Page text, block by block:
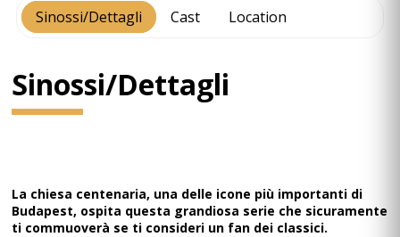
Sinossi/Dettagli Cast Location
Sinossi/Dettagli
La chiesa centenaria, una delle icone più importanti di
Budapest, ospita questa grandiosa serie che sicuramente
ti commuoverà se ti consideri un fan dei classici.